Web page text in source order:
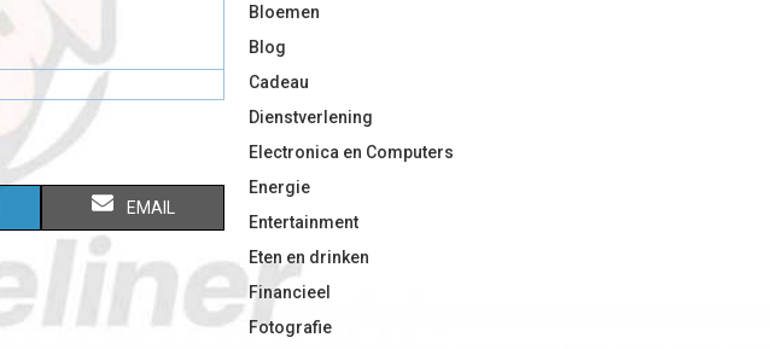
S
EMAIL
Bloemen
Blog
Cadeau
Dienstverlening
Electronica en Computers
Energie
Entertainment
Eten en drinken
Financieel
Fotografie